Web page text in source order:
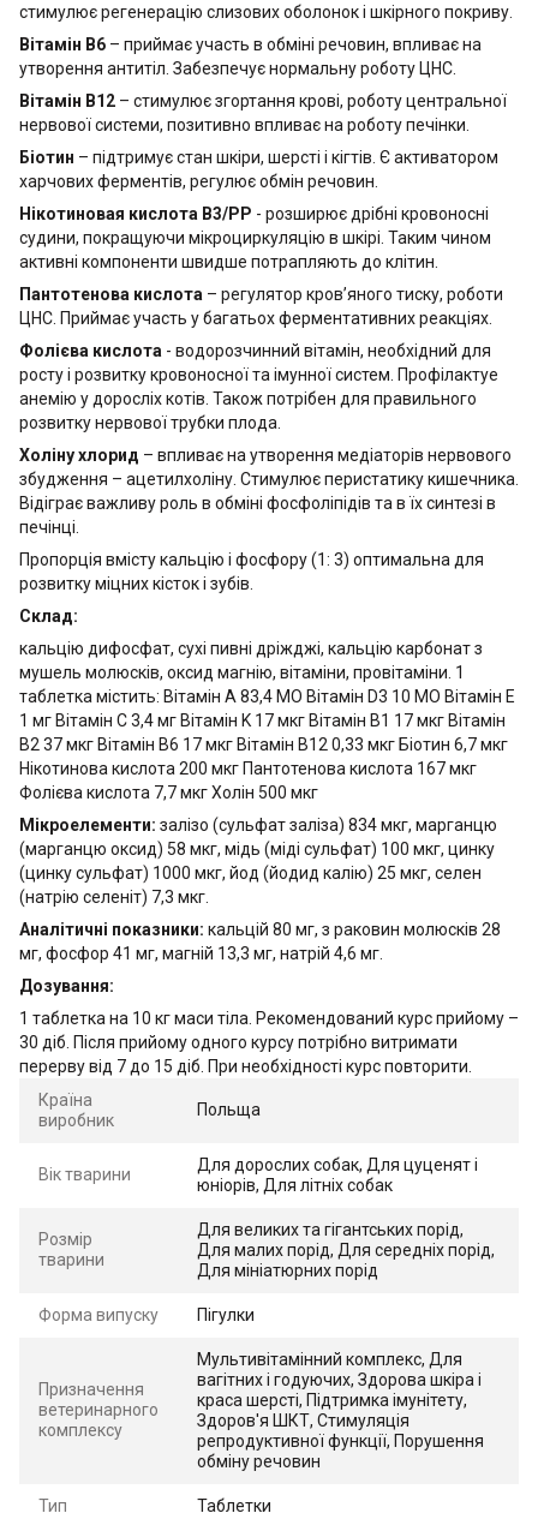
стимулює регенерацію слизових оболонок і шкірного покриву.
Вітамін B6 – приймає участь в обміні речовин, впливає на
утворення антитіл. Забезпечує нормальну роботу ЦНС.
Вітамін B12 – стимулює згортання крові, роботу центральної
нервової системи, позитивно впливає на роботу печінки.
Біотин – підтримує стан шкіри, шерсті і кігтів. Є активатором
харчових ферментів, регулює обмін речовин.
Нікотиновая кислота В3/РР - розширює дрібні кровоносні
судини, покращуючи мікроциркуляцію в шкірі. Таким чином
активні компоненти швидше потрапляють до клітин.
Пантотенова кислота – регулятор кров’яного тиску, роботи
ЦНС. Приймає участь у багатьох ферментативних реакціях.
Фолієва кислота - водорозчинний вітамін, необхідний для
росту і розвитку кровоносної та імунної систем. Профілактуе
анемію у доросліх котів. Також потрібен для правильного
розвитку нервової трубки плода.
Холіну хлорид – впливає на утворення медіаторів нервового
збудження – ацетилхоліну. Стимулює перистатику кишечника.
Відіграє важливу роль в обміні фосфоліпідів та в їх синтезі в
печінці.
Пропорція вмісту кальцію і фосфору (1: 3) оптимальна для
розвитку міцних кісток і зубів.
Склад:
кальцію дифосфат, сухі пивні дріжджі, кальцію карбонат з
мушель молюсків, оксид магнію, вітаміни, провітаміни. 1
таблетка містить: Вітамін А 83,4 МО Вітамін D3 10 МО Вітамін E
1 мг Вітамін С 3,4 мг Вітамін K 17 мкг Вітамін B1 17 мкг Вітамін
B2 37 мкг Вітамін B6 17 мкг Вітамін B12 0,33 мкг Біотин 6,7 мкг
Нікотинова кислота 200 мкг Пантотенова кислота 167 мкг
Фолієва кислота 7,7 мкг Холін 500 мкг
Мікроелементи: залізо (сульфат заліза) 834 мкг, марганцю
(марганцю оксид) 58 мкг, мідь (міді сульфат) 100 мкг, цинку
(цинку сульфат) 1000 мкг, йод (йодид калію) 25 мкг, селен
(натрію селеніт) 7,3 мкг.
Аналітичні показники: кальцій 80 мг, з раковин молюсків 28
мг, фосфор 41 мг, магній 13,3 мг, натрій 4,6 мг.
Дозування:
1 таблетка на 10 кг маси тіла. Рекомендований курс прийому –
30 діб. Після прийому одного курсу потрібно витримати
перерву від 7 до 15 діб. При необхідності курс повторити.
Країна
виробник
Польща
Вік тварини
Для дорослих собак, Для цуценят і
юніорів, Для літніх собак
Розмір
тварини
Для великих та гігантських порід,
Для малих порід, Для середніх порід,
Для мініатюрних порід
Форма випуску Пігулки
Призначення
ветеринарного
комплексу
Мультивітамінний комплекс, Для
вагітних і годуючих, Здорова шкіра і
краса шерсті, Підтримка імунітету,
Здоров'я ШКТ, Стимуляція
репродуктивної функції, Порушення
обміну речовин
Тип Таблетки